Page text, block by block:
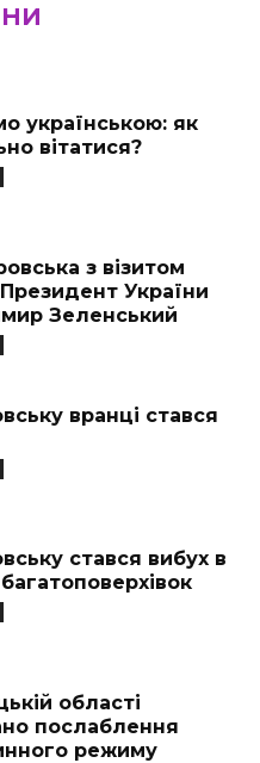
українською: як
вітатися?
з візитом
Президент України
Зеленський
вранці стався
стався вибух в
області
послаблення
режиму